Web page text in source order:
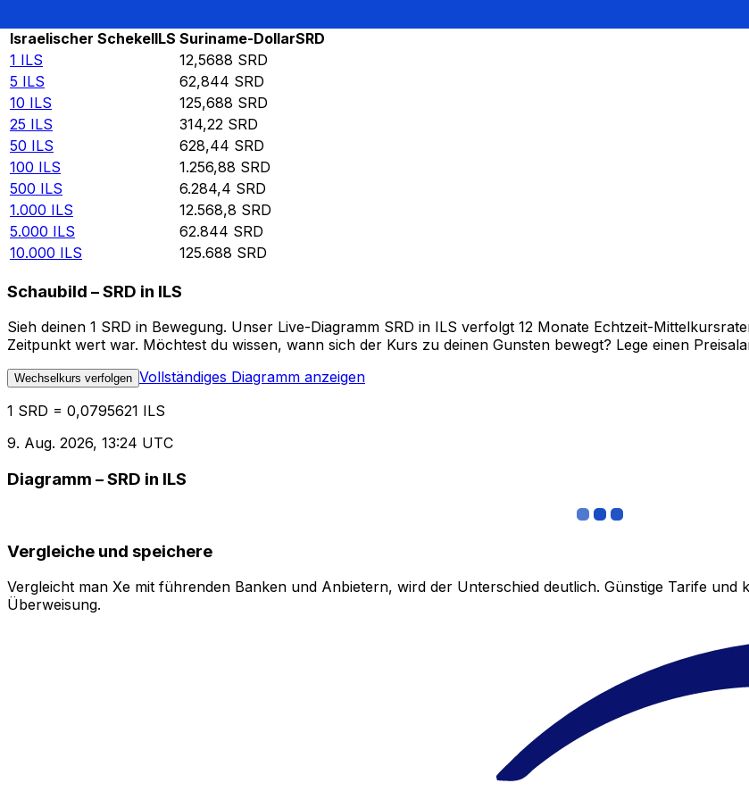
Israelischer SchekelILS Suriname-DollarSRD
1 ILS 12,5688 SRD
5 ILS 62,844 SRD
10 ILS 125,688 SRD
25 ILS 314,22 SRD
50 ILS 628,44 SRD
100 ILS 1.256,88 SRD
500 ILS 6.284,4 SRD
1.000 ILS 12.568,8 SRD
5.000 ILS 62.844 SRD
10.000 ILS 125.688 SRD
Schaubild – SRD in ILS
Sieh deinen 1 SRD in Bewegung. Unser Live-Diagramm SRD in ILS verfolgt 12 Monate Echtzeit-
Zeitpunkt wert war. Möchtest du wissen, wann sich der Kurs zu deinen Gunsten bewegt? Lege einen
Wechselkurs verfolgen Vollständiges Diagramm anzeigen
1 SRD = 0,0795621 ILS
9. Aug. 2026, 13:24 UTC
Diagramm – SRD in ILS
Vergleiche und speichere
Vergleicht man Xe mit führenden Banken und Anbietern, wird der Unterschied deutlich. Günstige Tarife
Überweisung.